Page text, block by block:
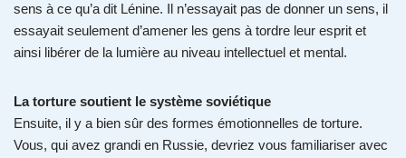
sens à ce qu’a dit Lénine. Il n’essayait pas de donner un sens, il
essayait seulement d’amener les gens à tordre leur esprit et
ainsi libérer de la lumière au niveau intellectuel et mental.
La torture soutient le système soviétique
Ensuite, il y a bien sûr des formes émotionnelles de torture.
Vous, qui avez grandi en Russie, devriez vous familiariser avec